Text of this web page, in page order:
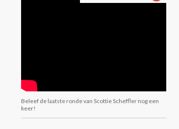
Beleef de laatste ronde van Scottie Scheffler nog een
keer!